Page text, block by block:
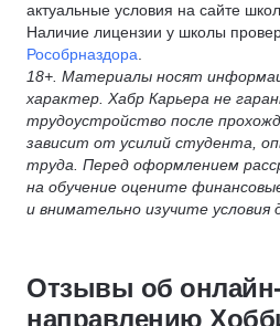
актуальные условия на сайте
Наличие лицензии у школы
Рособрназдора
18+. Материалы носят
характер. Хабр Карьера не
трудоустройство после
зависит от усилий студента,
труда. Перед оформлением
на обучение оцените
и внимательно изучите условия
Отзывы об онлайн-
направлению